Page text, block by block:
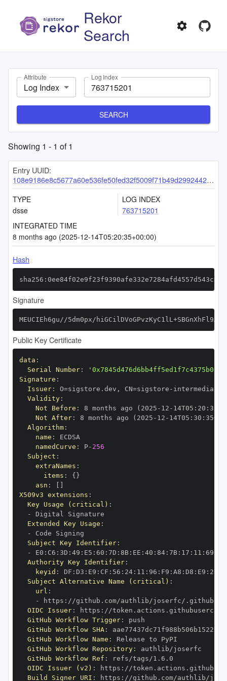
Rekor
Search
Attribute
Log Index
Log Index
SEARCH
Showing 1 - 1 of1
Entry UUID:
108e9186e8c5677a60e536fe50fed32f5009f71b49d2992442f80844f159f9eedbc1a6a60dd02d43
TYPE
dsse
LOG INDEX
763715201
INTEGRATED TIME
8 months ago (2025-12-14T05:20:35+00:00)
Hash
Signature
MEUCIEh6gu//5dm0px/
Public Key Certificate
data :
Serial Number:
Signature :
Issuer: O=sigstore.dev , CN=sigstore -
Validity:
Not Before : 8 months ago (2025 - 12 - 14T05 : 20 :
Not After: 8 months ago (2025 - 12 - 14T05 : 30 : 35+00
Algorithm:
name :
namedCurve : P- 256
Subject :
extraNames :
items : { }
asn :
X509v3 extensions :
Key Usage (critical) :
-
Extended Key Usage :
-
Subject Key Identifier:
-
E0 : C6 : 3D : 49 : E5 : 60 : 7D : 8B: EE : 40 : 84: 7B: 17 : 11 : 69
Authority Key Identifier:
keyid : DF : D3 : E9 : CF : 56 : 24: 11 : 96 : F9 : A8 : D8 : E9 : 28
Subject Alternative Name (critical) :
url :
-
https :
OIDC Issuer: https :
GitHub Workflow Trigger:
GitHub Workflow SHA:
GitHub Workflow Name :
GitHub Workflow Repository:
GitHub Workflow Ref :
OIDC Issuer (v2) : https :
Build Signer URI : https :